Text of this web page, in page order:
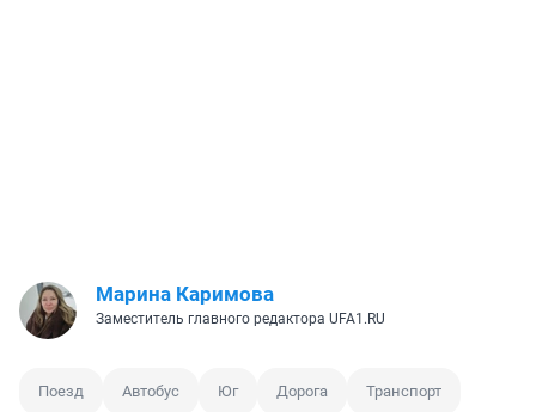
Марина Каримова
Заместитель главного редактора UFA1.RU
Поезд Автобус Юг Дорога Транспорт